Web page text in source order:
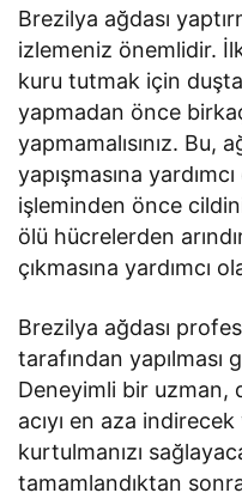
Brezilya ağdası
izlemeniz önemlidir.
kuru tutmak için
yapmadan önce
yapmamalısınız. Bu,
yapışmasına
işleminden önce
ölü hücrelerden
çıkmasına yardımcı
Brezilya ağdası
tarafından yapılması
Deneyimli bir uzman,
acıyı en aza
kurtulmanızı
tamamlandıktan